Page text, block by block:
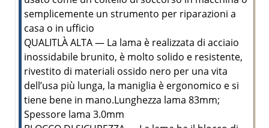
semplicemente un strumento per riparazioni a
casa o in ufficio
QUALITLÀ ALTA — La lama è realizzata di acciaio
inossidabile brunito, è molto solido e resistente,
rivestito di materiali ossido nero per una vita
dell’usa più lunga, la maniglia è ergonomico e si
tiene bene in mano.Lunghezza lama 83mm;
Spessore lama 3.0mm